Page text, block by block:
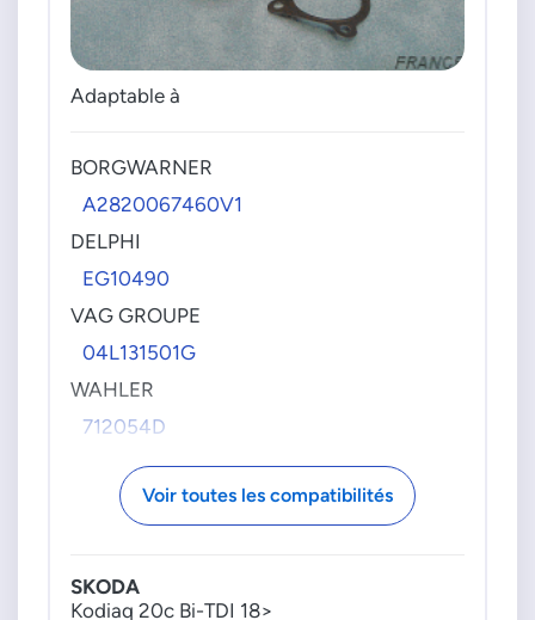
Adaptable à
BORGWARNER
A2820067460V1
DELPHI
EG10490
VAG GROUPE
04L131501G
WAHLER
712054D
Voir toutes les compatibilités
SKODA
Kodiaq 20c Bi-TDI 18>